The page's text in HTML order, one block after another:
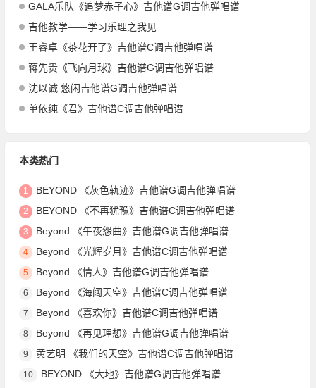
GALA乐队《追梦赤子心》吉他谱G调吉他弹唱谱
吉他教学——学习乐理之我见
王睿卓《茶花开了》吉他谱C调吉他弹唱谱
蒋先贵《飞向月球》吉他谱G调吉他弹唱谱
沈以诚 悠闲吉他谱G调吉他弹唱谱
单依纯《君》吉他谱C调吉他弹唱谱
本类热门
1 BEYOND 《灰色轨迹》吉他谱G调吉他弹唱谱
2 BEYOND 《不再犹豫》吉他谱C调吉他弹唱谱
3 Beyond 《午夜怨曲》吉他谱G调吉他弹唱谱
4 Beyond 《光辉岁月》吉他谱C调吉他弹唱谱
5 Beyond 《情人》吉他谱G调吉他弹唱谱
6 Beyond 《海阔天空》吉他谱C调吉他弹唱谱
7 Beyond 《喜欢你》吉他谱C调吉他弹唱谱
8 Beyond 《再见理想》吉他谱G调吉他弹唱谱
9 黄艺明 《我们的天空》吉他谱C调吉他弹唱谱
10 BEYOND 《大地》吉他谱G调吉他弹唱谱